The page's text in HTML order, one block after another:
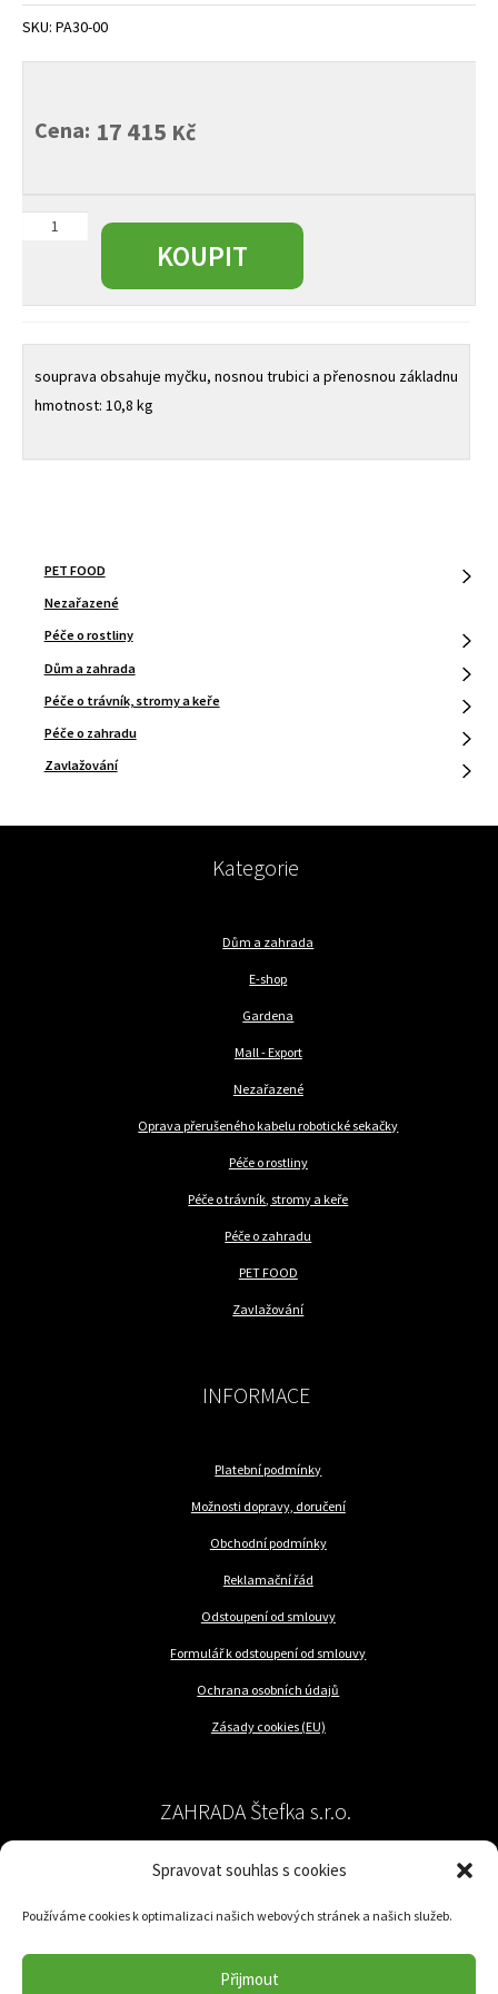
Spravovat souhlas s cookies
Používáme cookies k optimalizaci našich webových stránek a našich služeb.
Přijmout
SKU: PA30-00
Cena: 17 415 Kč
souprava,
KOUPIT
souprava obsahuje myčku, nosnou trubici a přenosnou základnu
hmotnost: 10,8 kg
PET FOOD
Nezařazené
Péče o rostliny
Dům a zahrada
Péče o trávník, stromy a keře
Péče o zahradu
Zavlažování
Kategorie
Dům a zahrada
E-shop
Gardena
Mall - Export
Nezařazené
Oprava přerušeného kabelu robotické sekačky
Péče o rostliny
Péče o trávník, stromy a keře
Péče o zahradu
PET FOOD
Zavlažování
INFORMACE
Platební podmínky
Možnosti dopravy, doručení
Obchodní podmínky
Reklamační řád
Odstoupení od smlouvy
Formulář k odstoupení od smlouvy
Ochrana osobních údajů
Zásady cookies (EU)
ZAHRADA Štefka s.r.o.
779 00 Olomouc-Nedvězí